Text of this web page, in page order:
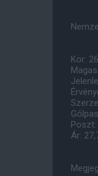
Kor:
Ár: